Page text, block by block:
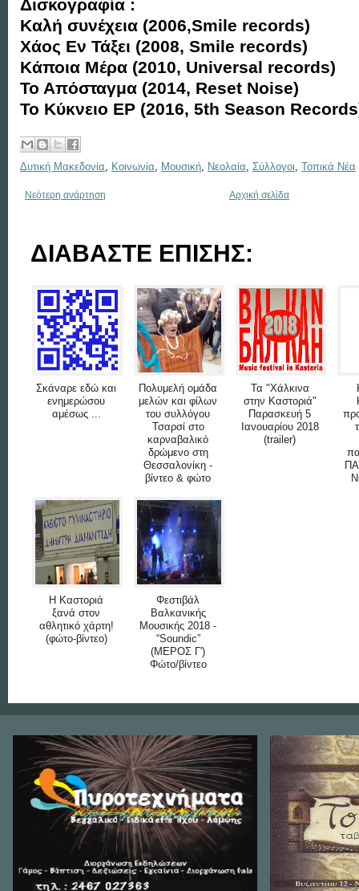
Δισκογραφία :
Καλή συνέχεια (2006,Smile records)
Χάος Εν Τάξει (2008, Smile records)
Κάποια Μέρα (2010, Universal records)
Το Απόσταγμα (2014, Reset Noise)
Το Κύκνειο ΕΡ (2016, 5th Season
Δυτική Μακεδονία, Κοινωνία, Μουσική, Νεολαία, Σύλλογοι, Τοπικά Νέα
Νεότερη ανάρτηση Αρχική σελίδα
ΔΙΑΒΑΣΤΕ ΕΠΙΣΗΣ:
Σκάναρε εδώ και
ενημερώσου
αμέσως ...
Πολυμελή ομάδα
μελών και φίλων
του συλλόγου
Τσαρσί στο
καρναβαλικό
δρώμενο στη
Θεσσαλονίκη -
βίντεο & φώτο
Τα "Χάλκινα
στην Καστοριά"
Παρασκευή 5
Ιανουαρίου 2018
(trailer)
Η Καστοριά
ξανά στον
αθλητικό χάρτη!
(φώτο-βίντεο)
Φεστιβάλ
Βαλκανικής
Μουσικής 2018 -
“Soundic”
(ΜΕΡΟΣ Γ')
Φώτο/βίντεο